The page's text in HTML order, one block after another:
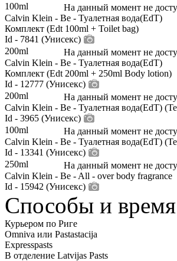
100ml
На данный момент не
Calvin Klein - Be - Туалетная вода(EdT)
Комплект (Edt 100ml + Toilet bag)
Id - 7841 (Унисекс)
200ml
На данный момент не
Calvin Klein - Be - Туалетная вода(EdT)
Комплект (Edt 200ml + 250ml Body lotion)
Id - 12777 (Унисекс)
200ml
На данный момент не
Calvin Klein - Be - Туалетная вода(EdT)
Id - 3965 (Унисекс)
100ml
На данный момент не
Calvin Klein - Be - Туалетная вода(EdT)
Id - 13341 (Унисекс)
250ml
На данный момент не
Calvin Klein - Be - All - over body fragrance
Id - 15942 (Унисекс)
Способы и
Курьером по Риге
Omniva или Pastastacija
Expresspasts
В отделение Latvijas Pasts